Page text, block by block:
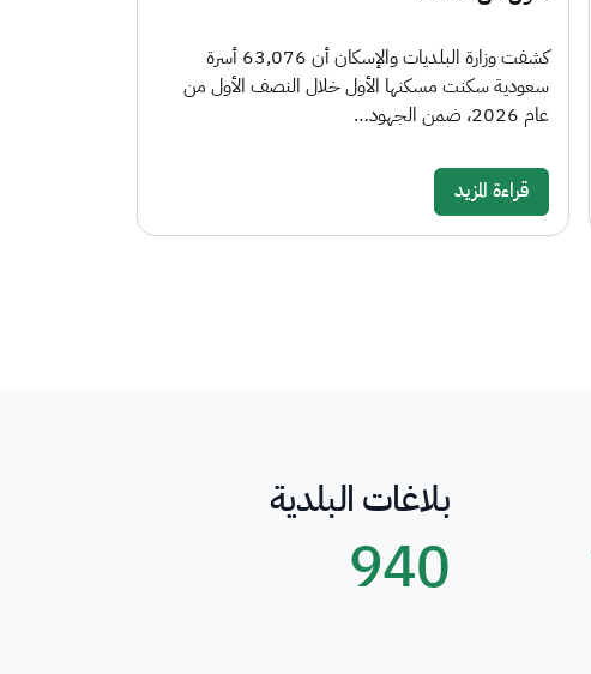
كشفت وزارة البلديات والإسكان أن 63,076 أسرة
سعودية سكنت مسكنها الأول خلال النصف الأول من
عام 2026، ضمن الجهود…
قراءة المزيد
بلاغات البلدية
940